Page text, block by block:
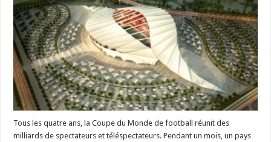
Monde
en
chiffres
:
quand
le
luxe
se
mêle
au
football
Tous les quatre ans, la Coupe du Monde de football réunit des
milliards de spectateurs et téléspectateurs. Pendant un mois, un pays